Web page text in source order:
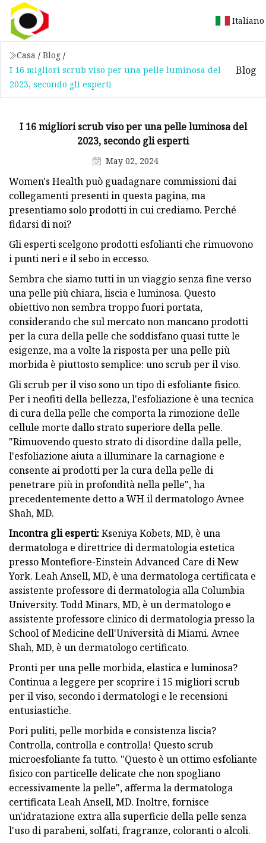
Italiano
Casa / Blog /
I 16 migliori scrub viso per una pelle luminosa del
2023, secondo gli esperti
Blog
I 16 migliori scrub viso per una pelle luminosa del
2023, secondo gli esperti
May 02, 2024
Women's Health può guadagnare commissioni dai
collegamenti presenti in questa pagina, ma
presentiamo solo prodotti in cui crediamo. Perché
fidarsi di noi?
Gli esperti scelgono prodotti esfolianti che rimuovono
i punti neri e il sebo in eccesso.
Sembra che siamo tutti in un viaggio senza fine verso
una pelle più chiara, liscia e luminosa. Questo
obiettivo non sembra troppo fuori portata,
considerando che sul mercato non mancano prodotti
per la cura della pelle che soddisfano quasi tutte le
esigenze, ma a volte la risposta per una pelle più
morbida è piuttosto semplice: uno scrub per il viso.
Gli scrub per il viso sono un tipo di esfoliante fisico.
Per i neofiti della bellezza, l'esfoliazione è una tecnica
di cura della pelle che comporta la rimozione delle
cellule morte dallo strato superiore della pelle.
"Rimuovendo questo strato di disordine dalla pelle,
l'esfoliazione aiuta a illuminare la carnagione e
consente ai prodotti per la cura della pelle di
penetrare più in profondità nella pelle", ha
precedentemente detto a WH il dermatologo Avnee
Shah, MD.
Incontra gli esperti:Kseniya Kobets, MD, è una
dermatologa e direttrice di dermatologia estetica
presso Montefiore-Einstein Advanced Care di New
York. Leah Ansell, MD, è una dermatologa certificata e
assistente professore di dermatologia alla Columbia
University. Todd Minars, MD, è un dermatologo e
assistente professore clinico di dermatologia presso la
School of Medicine dell'Università di Miami. Avnee
Shah, MD, è un dermatologo certificato.
Pronti per una pelle morbida, elastica e luminosa?
Continua a leggere per scoprire i 15 migliori scrub
per il viso, secondo i dermatologi e le recensioni
entusiastiche.
Pori puliti, pelle morbida e consistenza liscia?
Controlla, controlla e controlla! Questo scrub
microesfoliante fa tutto. "Questo è un ottimo esfoliante
fisico con particelle delicate che non spogliano
eccessivamente la pelle", afferma la dermatologa
certificata Leah Ansell, MD. Inoltre, fornisce
un'idratazione extra alla superficie della pelle senza
l'uso di parabeni, solfati, fragranze, coloranti o alcoli.